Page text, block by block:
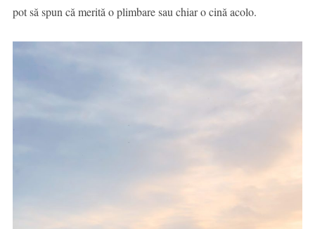
pot să spun că merită o plimbare sau chiar o cină acolo.